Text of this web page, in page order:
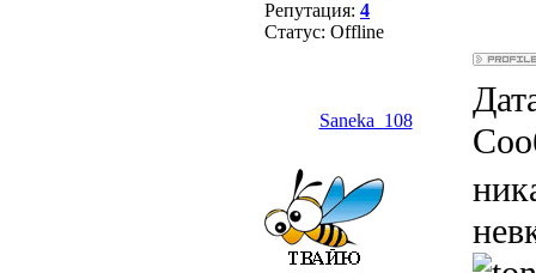
Репутация: 4
Статус: Offline
Saneka_108